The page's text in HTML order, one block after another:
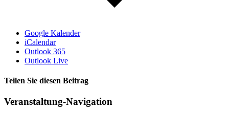
Google Kalender
iCalendar
Outlook 365
Outlook Live
Teilen Sie diesen Beitrag
Facebook
Veranstaltung-Navigation